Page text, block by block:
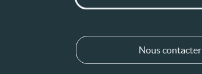
Nous contacter